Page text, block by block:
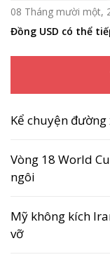
08 Tháng mười một,
Đồng USD có thể
Kể chuyện đường
Vòng 18 World
ngôi
Mỹ không kích
vỡ